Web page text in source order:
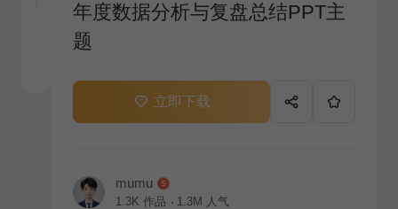
年度数据分析与复盘总结PPT主
题
立即下载
mumu
1.3K 作品 1.3M 人气